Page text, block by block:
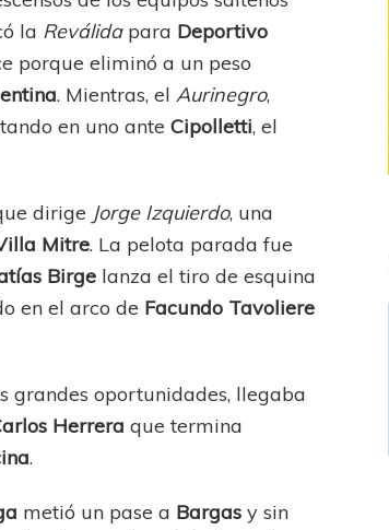
en
la
la Reválidapara Deportivo
porque eliminó a un peso
. Mientras, elAurinegro,
en uno anteCipolletti, el
dirige Jorge Izquierdo, una
Mitre. La pelota parada fue
Birge lanza el tiro de esquina
en el arco de Facundo Tavoliere
grandes oportunidades, llegaba
Herreraque termina
.
metió un pase a Bargas y sin